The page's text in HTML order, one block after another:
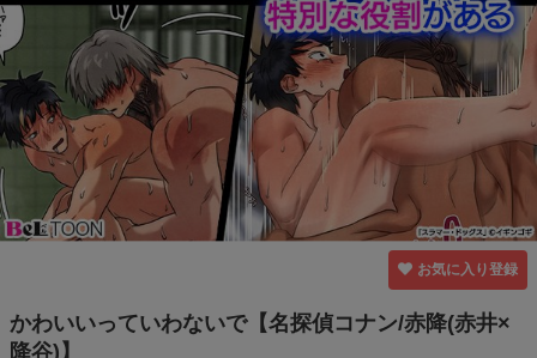
お気に入り登録
かわいいっていわないで【名探偵コナン/赤降(赤井×
降谷)】